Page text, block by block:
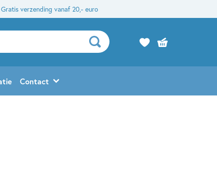
Gratis verzending vanaf 20,- euro
Contact